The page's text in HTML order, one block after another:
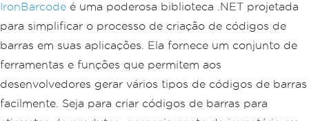
IronBarcode é uma poderosa biblioteca .NET projetada
para simplificar o processo de criação de códigos de
barras em suas aplicações. Ela fornece um conjunto de
ferramentas e funções que permitem aos
desenvolvedores gerar vários tipos de códigos de barras
facilmente. Seja para criar códigos de barras para